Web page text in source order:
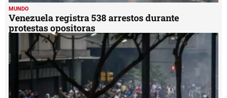
MUNDO
Venezuela registra 538 arrestos durante
protestas opositoras